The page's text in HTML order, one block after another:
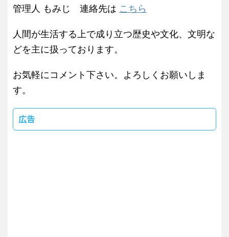
管理人 もみじ 連絡先は こちら
人間が生活する上で成り立つ歴史や文化、文明な
どを主に扱っております。
お気軽にコメント下さい。よろしくお願いしま
す。
広告